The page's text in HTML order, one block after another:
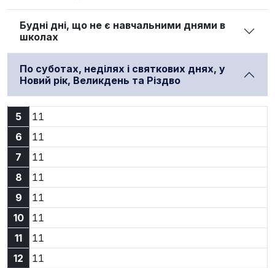
Будні дні, що не є навчальними днями в
школах
По суботах, неділях і святкових днях, у
Новий рік, Великдень та Різдво
5 11
6
11
7
11
8
11
9
11
10
11
11
11
12
11